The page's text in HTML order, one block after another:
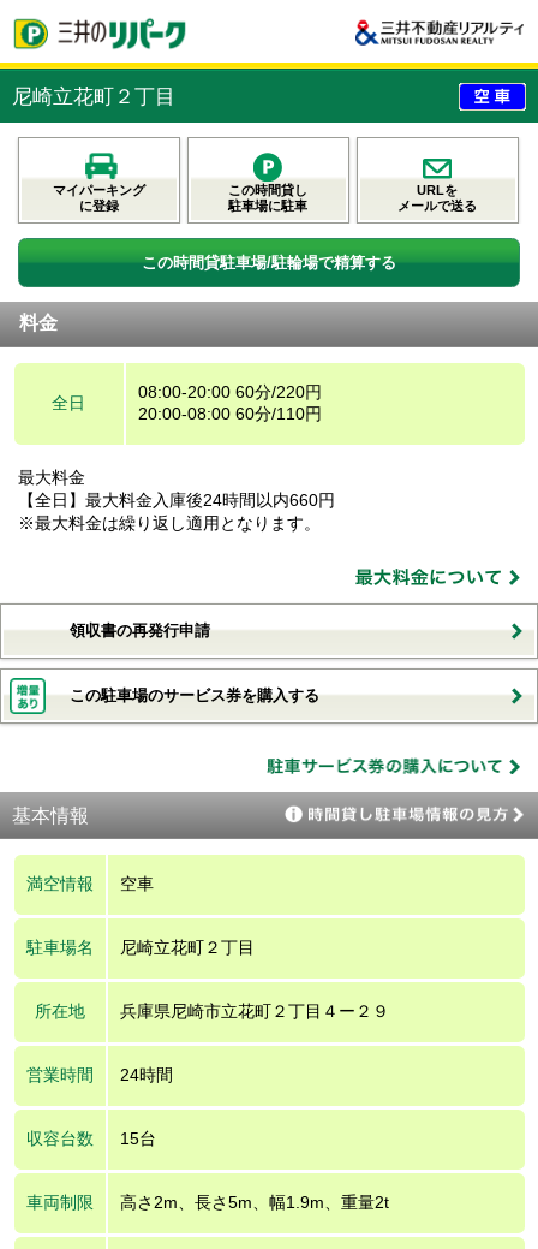
尼崎立花町２丁目
マイパーキング
に登録
この時間貸し
駐車場に駐車
URLを
メールで送る
この時間貸駐車場/駐輪場で精算する
料金
全日
08:00-20:00 60分/220円
20:00-08:00 60分/110円
最大料金
【全日】最大料金入庫後24時間以内660円
※最大料金は繰り返し適用となります。
領収書の再発行申請
この駐車場のサービス券を購入する
基本情報
満空情報 空車
駐車場名 尼崎立花町２丁目
所在地 兵庫県尼崎市立花町２丁目４ー２９
営業時間 24時間
収容台数 15台
車両制限 高さ2m、長さ5m、幅1.9m、重量2t